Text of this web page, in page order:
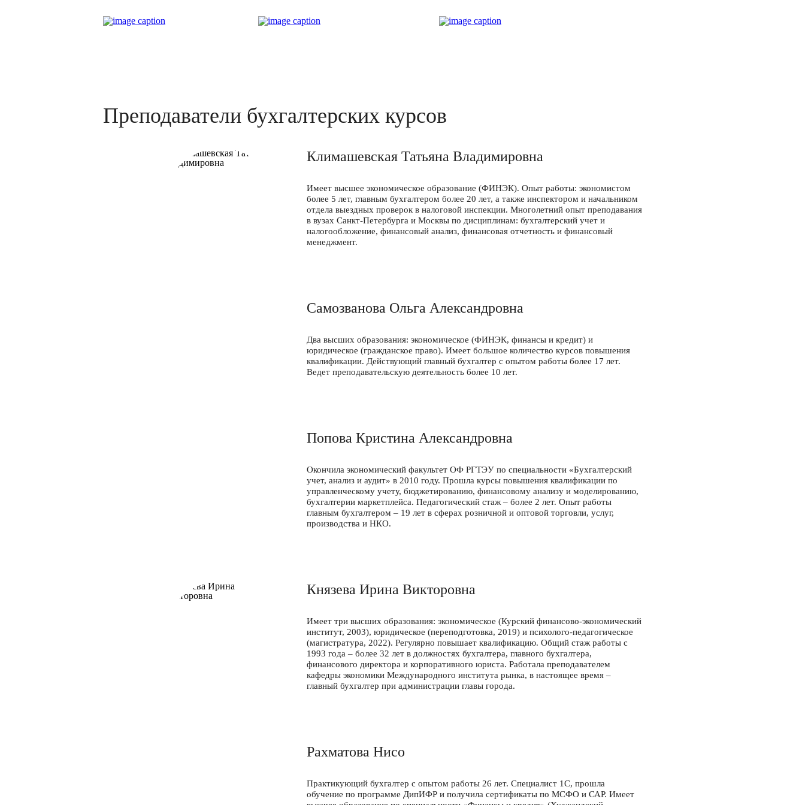
Преподаватели бухгалтерских курсов
Климашевская Татьяна Владимировна
Имеет высшее экономическое образование (ФИНЭК). Опыт работы: экономистом
более 5 лет, главным бухгалтером более 20 лет, а также инспектором и начальником
отдела выездных проверок в налоговой инспекции. Многолетний опыт преподавания
в вузах Санкт-Петербурга и Москвы по дисциплинам: бухгалтерский учет и
налогообложение, финансовый анализ, финансовая отчетность и финансовый
менеджмент.
Самозванова Ольга Александровна
Два высших образования: экономическое (ФИНЭК, финансы и кредит) и
юридическое (гражданское право). Имеет большое количество курсов повышения
квалификации. Действующий главный бухгалтер с опытом работы более 17 лет.
Ведет преподавательскую деятельность более 10 лет.
Попова Кристина Александровна
Окончила экономический факультет ОФ РГТЭУ по специальности «Бухгалтерский
учет, анализ и аудит» в 2010 году. Прошла курсы повышения квалификации по
управленческому учету, бюджетированию, финансовому анализу и моделированию,
бухгалтерии маркетплейса. Педагогический стаж – более 2 лет. Опыт работы
главным бухгалтером – 19 лет в сферах розничной и оптовой торговли, услуг,
производства и НКО.
Князева Ирина Викторовна
Имеет три высших образования: экономическое (Курский финансово-экономический
институт, 2003), юридическое (переподготовка, 2019) и психолого-педагогическое
(магистратура, 2022). Регулярно повышает квалификацию. Общий стаж работы с
1993 года – более 32 лет в должностях бухгалтера, главного бухгалтера,
финансового директора и корпоративного юриста. Работала преподавателем
кафедры экономики Международного института рынка, в настоящее время –
главный бухгалтер при администрации главы города.
Рахматова Нисо
Практикующий бухгалтер с опытом работы 26 лет. Специалист 1С, прошла
обучение по программе ДипИФР и получила сертификаты по МСФО и САР. Имеет